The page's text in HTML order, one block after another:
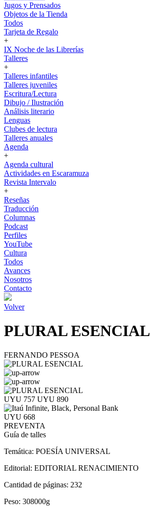
Jugos y Prensados
Objetos de la Tienda
Todos
Tarjeta de Regalo
+
IX Noche de las Librerías
Talleres
+
Talleres infantiles
Talleres juveniles
Escritura/Lectura
Dibujo / Ilustración
Análisis literario
Lenguas
Clubes de lectura
Talleres anuales
Agenda
+
Agenda cultural
Actividades en Escaramuza
Revista Intervalo
+
Reseñas
Traducción
Columnas
Podcast
Perfiles
YouTube
Cultura
Todos
Avances
Nosotros
Contacto
Volver
PLURAL ESENCIAL
FERNANDO PESSOA
UYU 757 UYU 890
UYU 668
PREVENTA
Guía de talles
Temática: POESÍA UNIVERSAL
Editorial: EDITORIAL RENACIMIENTO
Cantidad de páginas: 232
Peso: 308000g